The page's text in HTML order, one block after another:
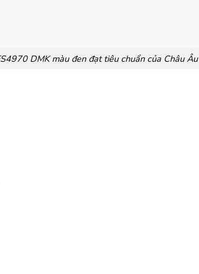
DMK màu đen đạt tiêu chuẩn của Châu Âu